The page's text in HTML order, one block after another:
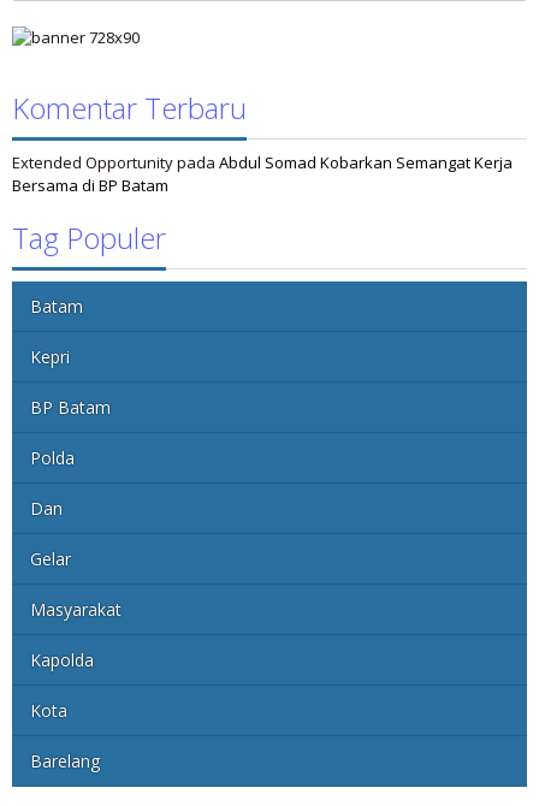
Komentar Terbaru
Extended Opportunitypada Abdul Somad Kobarkan Semangat Kerja
Bersama di BP Batam
Tag Populer
Batam
Kepri
BP Batam
Polda
Dan
Gelar
Masyarakat
Kapolda
Kota
Barelang